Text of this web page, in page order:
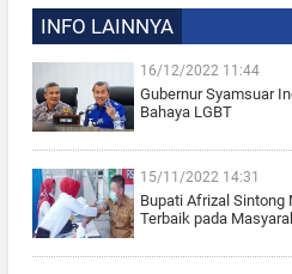
INFO LAINNYA
16/12/2022 11:44
Gubernur Syamsuar
Bahaya LGBT
15/11/2022 14:31
Bupati Afrizal Sintong
Terbaik pada